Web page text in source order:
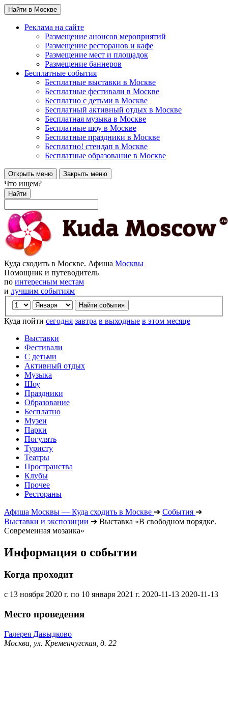
Найти в Москве
Реклама на сайте
Размещение анонсов мероприятий
Размещение ресторанов и кафе
Размещение мест и площадок
Размещение баннеров
Бесплатные события
Бесплатные выставки в Москве
Бесплатные фестивали в Москве
Бесплатно с детьми в Москве
Бесплатный активный отдых в Москве
Бесплатная музыка в Москве
Бесплатные шоу в Москве
Бесплатные праздники в Москве
Бесплатно! стендап в Москве
Бесплатные образование в Москве
Открыть меню Закрыть меню
Что ищем?
Найти
Куда сходить в Москве. Афиша Москвы
Помощник и путеводитель
по интересным местам
и лучшим событиям
Куда пойти сегодня завтра в выходные в этом месяце
Выставки
Фестивали
С детьми
Активный отдых
Музыка
Шоу
Праздники
Образование
Бесплатно
Музеи
Парки
Погулять
Туристу
Театры
Пространства
Клубы
Прочее
Рестораны
Афиша Москвы — Куда сходить в Москве ➔ События ➔
Выставки и экспозиции ➔ Выставка «В свободном порядке.
Современная мозаика»
Информация о событии
Когда проходит
с 13 ноября 2020 г. по 10 января 2021 г. 2020-11-13 2020-11-13
Место проведения
Галерея Давыдково
Москва, ул. Кременчугская, д. 22